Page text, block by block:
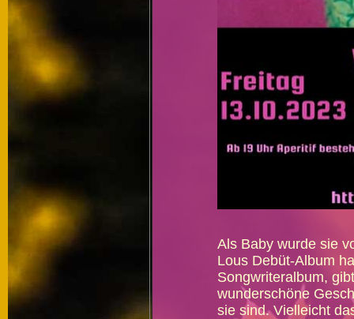
Als Baby wurde sie
Lous Debüt-Album
Songwriteralbum,
wunderschöne
sie sind. Vielleicht